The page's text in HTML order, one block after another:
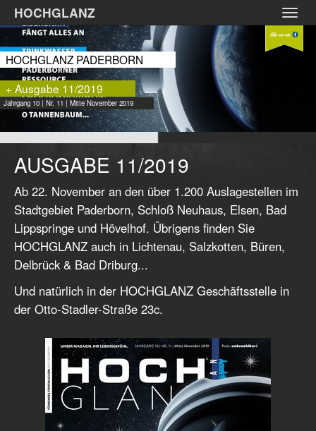
Zum
Hauptinhalt
springen
HOCHGLANZ
HOCHGLANZ PADERBORN
+ Ausgabe 11/2019
Jahrgang 10 | Nr. 11 | Mitte November 2019
AUSGABE 11/2019
Ab 22. November an den über 1.200 Auslagestellen im
Stadtgebiet Paderborn, Schloß Neuhaus, Elsen, Bad
Lippspringe und Hövelhof. Übrigens finden Sie
HOCHGLANZ auch in Lichtenau, Salzkotten, Büren,
Delbrück & Bad Driburg...
Und natürlich in der HOCHGLANZ Geschäftsstelle in
der Otto-Stadler-Straße 23c.